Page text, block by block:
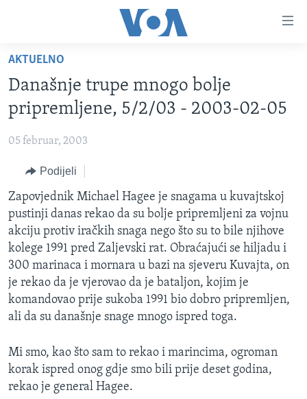
glavni
sadržaj
na
glavnu
pretragu
FOTOGRAFIJE DANA
VIJESTI
SJEDINJENE AMERIČKE DRŽAVE
BOSNA I HERCEGOVINA
SVIJET
NAUKA I TEHNOLOGIJA
SPECIJALNI PROJEKTI
KORUPCIJA
SLOBODA MEDIJA
ŽENSKA STRANA
IZBJEGLIČKA STRANA
MAGAZIN
O GLASU AMERIKE
Learning English
AKTUELNO
Današnje trupe mnogo bolje
pripremljene, 5/2/03 - 2003-02-05
05 februar, 2003
Podijeli
Zapovjednik Michael Hagee je snagama u kuvajtskoj
pustinji danas rekao da su bolje pripremljeni za vojnu
akciju protiv iračkih snaga nego što su to bile njihove
kolege 1991 pred Zaljevski rat. Obraćajući se hiljadu i
300 marinaca i mornara u bazi na sjeveru Kuvajta, on
je rekao da je vjerovao da je bataljon, kojim je
komandovao prije sukoba 1991 bio dobro pripremljen,
ali da su današnje snage mnogo ispred toga.
Mi smo, kao što sam to rekao i marincima, ogroman
korak ispred onog gdje smo bili prije deset godina,
rekao je general Hagee.